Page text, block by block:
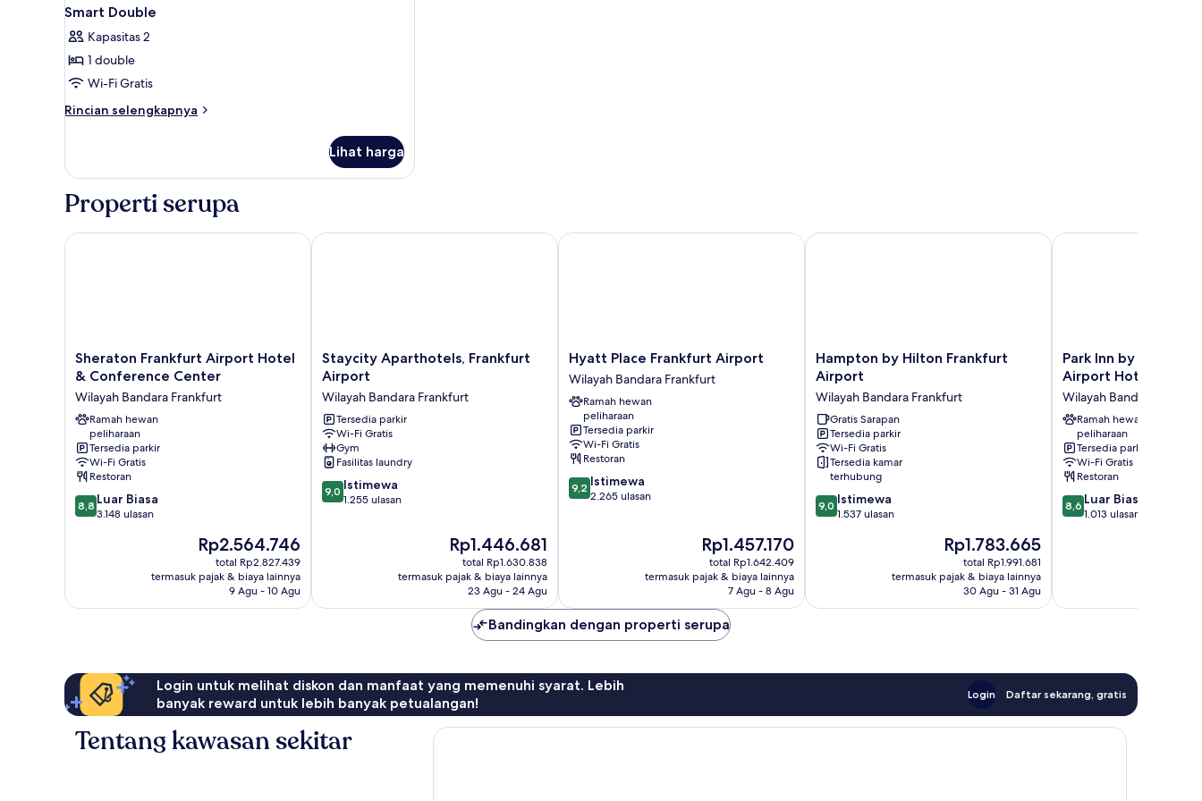
Smart Double
Kapasitas 2
1 double
Wi-Fi Gratis
Rincian selengkapnya
Rincian
Smart
Lihat harga
Properti serupa
Sheraton
Frankfurt
Hotel
&
Conference
Center
Wilayah
Bandara
Frankfurt
Sheraton Frankfurt Airport Hotel
& Conference Center
Wilayah Bandara Frankfurt
Ramah hewan
peliharaan
Tersedia parkir
Wi-Fi Gratis
Restoran
8.8
dari
8,8 Luar Biasa
3.148 ulasan
Harga
sekarang
Rp2.564.746
Rp2.564.746
total Rp2.827.439
termasuk pajak & biaya lainnya
9 Agu - 10 Agu
Sheraton Frankfurt Airport Hotel & Conference Center
Staycity
Aparthotels,
Frankfurt
Airport
Wilayah
Bandara
Frankfurt
Staycity Aparthotels, Frankfurt
Airport
Wilayah Bandara Frankfurt
Tersedia parkir
Wi-Fi Gratis
Gym
Fasilitas laundry
9.0
dari
9,0 Istimewa
1.255 ulasan
Harga
sekarang
Rp1.446.681
Rp1.446.681
total Rp1.630.838
termasuk pajak & biaya lainnya
23 Agu - 24 Agu
Staycity Aparthotels, Frankfurt Airport
Hyatt
Place
Frankfurt
Airport
Wilayah
Bandara
Frankfurt
Hyatt Place Frankfurt Airport
Wilayah Bandara Frankfurt
Ramah hewan
peliharaan
Tersedia parkir
Wi-Fi Gratis
Restoran
9.2
dari
9,2 Istimewa
2.265 ulasan
Harga
sekarang
Rp1.457.170
Rp1.457.170
total Rp1.642.409
termasuk pajak & biaya lainnya
7 Agu - 8 Agu
Hyatt Place Frankfurt Airport
Hampton
by
Hilton
Frankfurt
Airport
Wilayah
Bandara
Frankfurt
Hampton by Hilton Frankfurt
Airport
Wilayah Bandara Frankfurt
Gratis Sarapan
Tersedia parkir
Wi-Fi Gratis
Tersedia kamar
terhubung
9.0
dari
9,0 Istimewa
1.537 ulasan
Harga
sekarang
Rp1.783.665
Rp1.783.665
total Rp1.991.681
termasuk pajak & biaya lainnya
30 Agu - 31 Agu
Hampton by Hilton Frankfurt Airport
Park
Inn
Radisson
Frankfurt
Airport
Hotel
Wilayah
Bandara
Frankfurt
Park Inn by
Airport Hotel
Wilayah Bandara
Ramah hewan
peliharaan
Tersedia parkir
Wi-Fi Gratis
Restoran
8.6
dari
8,6 Luar Biasa
1.013 ulasan
Park Inn by Radisson
Bandingkan dengan properti serupa
Login untuk melihat diskon dan manfaat yang memenuhi syarat. Lebih
banyak reward untuk lebih banyak petualangan!
Login Daftar sekarang, gratis
Tentang kawasan sekitar